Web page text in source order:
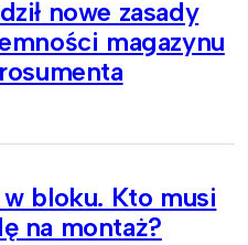
nowe zasady
magazynu
bloku. Kto musi
na montaż?